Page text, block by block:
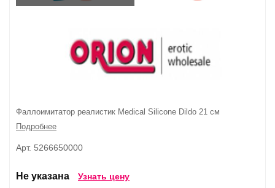
Фаллоимитатор реалистик Medical Silicone Dildo 21 см
Подробнее
Арт. 5266650000
Не указана Узнать цену